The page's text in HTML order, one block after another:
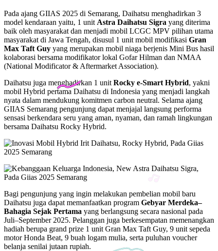
Pada ajang GIIAS 2025 di Semarang, Daihatsu menghadirkan 3
model kendaraan yaitu, 1 unit Astra Daihatsu Sigra yang diterima
baik oleh masyarakat dan menjadi mobil LCGC MPV pilihan utama
masyarakat di Jawa Tengah, disusul 1 unit mobil modifikasi Gran
Max Taft Guy yang merupakan mobil niaga berjenis Mini Bus hasil
kolaborasi bersama modifikator lokal Gofar Hilman dan NMAA
(National Modificator & Aftermarket Association).
Daihatsu juga menghadirkan 1 unit Rocky e-Smart Hybrid, yakni
mobil Hybrid pertama Daihatsu di Indonesia yang menjadi langkah
nyata dalam mendukung komitmen carbon neutral. Selama ajang
GIIAS Semarang pengunjung dapat menjajal langsung performa
sensasi berkendara seru yang aman, nyaman, dan ramah lingkungan
bersama Daihatsu Rocky Hybrid.
Bagi pengunjung yang ingin melakukan pembelian mobil baru
Daihatsu juga dapat memanfaatkan program Gebyar Merdeka–
Bahagia Sejak Pertama yang berlangsung secara nasional pada
Juli–September 2025. Pelanggan juga berkesempatan memenangkan
hadiah berupa grand prize 1 unit Gran Max Taft Guy, 9 unit sepeda
motor Honda Beat, 9 buah logam mulia, serta puluhan voucher
belanja senilai jutaan rupiah.